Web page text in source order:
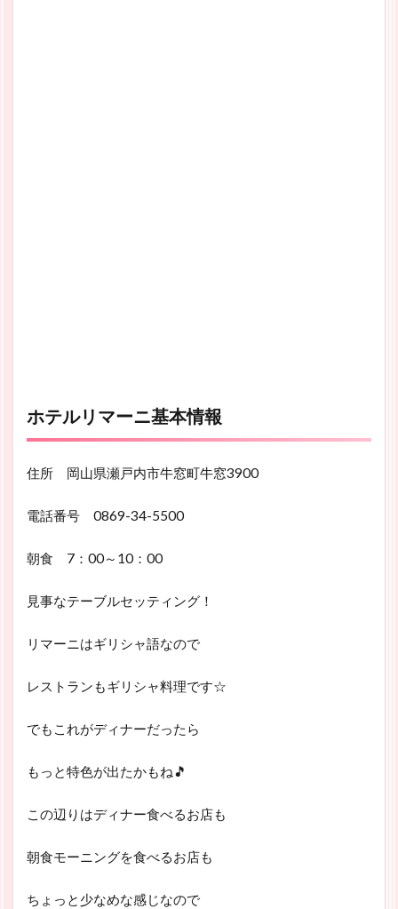
ホテルリマーニ基本情報
住所 岡山県瀬戸内市牛窓町牛窓3900
電話番号 0869-34-5500
朝食 7：00～10：00
見事なテーブルセッティング！
リマーニはギリシャ語なので
レストランもギリシャ料理です☆
でもこれがディナーだったら
もっと特色が出たかもね🎵
この辺りはディナー食べるお店も
朝食モーニングを食べるお店も
ちょっと少なめな感じなので